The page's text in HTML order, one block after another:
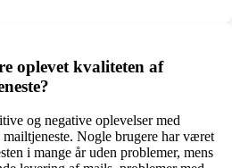
oplevet kvaliteten af
og negative oplevelser med
Nogle brugere har været
i mange år uden problemer, mens